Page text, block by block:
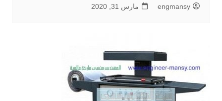
engmansy مارس 31, 2020